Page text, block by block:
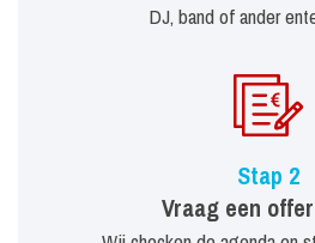
DJ, band of ander
Stap 2
Vraag een